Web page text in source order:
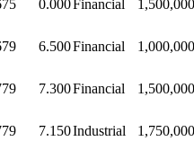
0.000Financial
6.500Financial
7.300Financial
7.150Industrial